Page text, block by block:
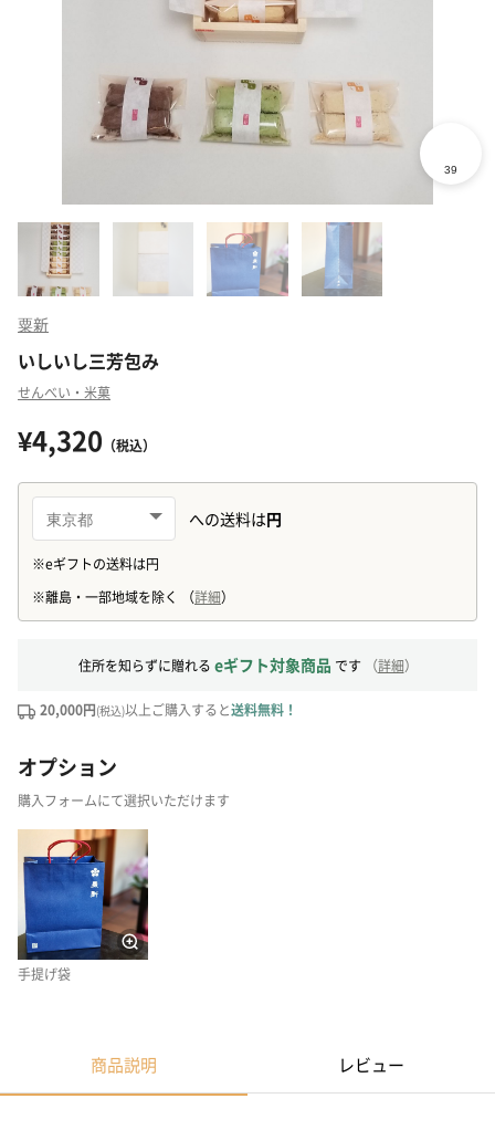
粟新
いしいし三芳包み
せんべい・米菓
¥4,320 （税込）
住所を知らずに贈れる eギフト対象商品 です （詳細）
20,000円(税込)以上ご購入すると送料無料！
オプション
購入フォームにて選択いただけます
手提げ袋
商品説明 レビュー